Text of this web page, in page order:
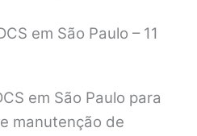
em São Paulo – 11
em São Paulo para
manutenção de